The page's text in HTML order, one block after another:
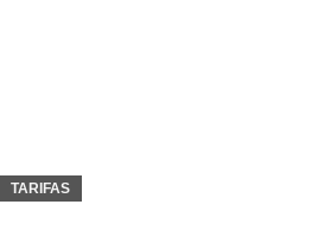
TARIFAS